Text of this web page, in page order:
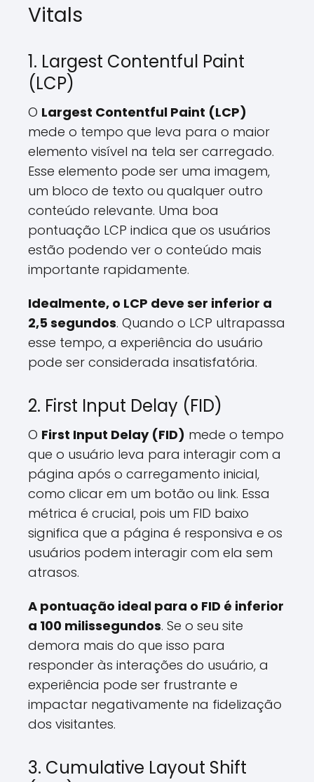
Vitals
1. Largest Contentful Paint
(LCP)
O Largest Contentful Paint (LCP)
mede o tempo que leva para o maior
elemento visível na tela ser carregado.
Esse elemento pode ser uma imagem,
um bloco de texto ou qualquer outro
conteúdo relevante. Uma boa
pontuação LCP indica que os usuários
estão podendo ver o conteúdo mais
importante rapidamente.
Idealmente, o LCP deve ser inferior a
2,5 segundos. Quando o LCP ultrapassa
esse tempo, a experiência do usuário
pode ser considerada insatisfatória.
2. First Input Delay (FID)
O First Input Delay (FID) mede o tempo
que o usuário leva para interagir com a
página após o carregamento inicial,
como clicar em um botão ou link. Essa
métrica é crucial, pois um FID baixo
significa que a página é responsiva e os
usuários podem interagir com ela sem
atrasos.
A pontuação ideal para o FID é inferior
a 100 milissegundos. Se o seu site
demora mais do que isso para
responder às interações do usuário, a
experiência pode ser frustrante e
impactar negativamente na fidelização
dos visitantes.
3. Cumulative Layout Shift